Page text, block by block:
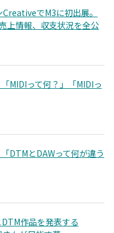
でM3に初出展。
上情報、収支状況を全公
MIDIって何？」「MIDIっ
DTMとDAWって何が違う
作品を発表する